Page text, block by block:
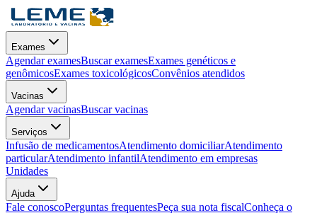
Exames
Agendar examesBuscar examesExames genéticos e
genômicosExames toxicológicosConvênios atendidos
Vacinas
Agendar vacinasBuscar vacinas
Serviços
Infusão de medicamentosAtendimento domiciliarAtendimento
particularAtendimento infantilAtendimento em empresas
Unidades
Ajuda
Fale conoscoPerguntas frequentesPeça sua nota fiscalConheça o